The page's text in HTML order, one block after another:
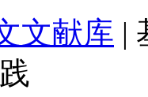
文献库 |